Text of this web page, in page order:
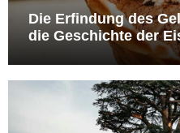
Die Erfindung des
die Geschichte der